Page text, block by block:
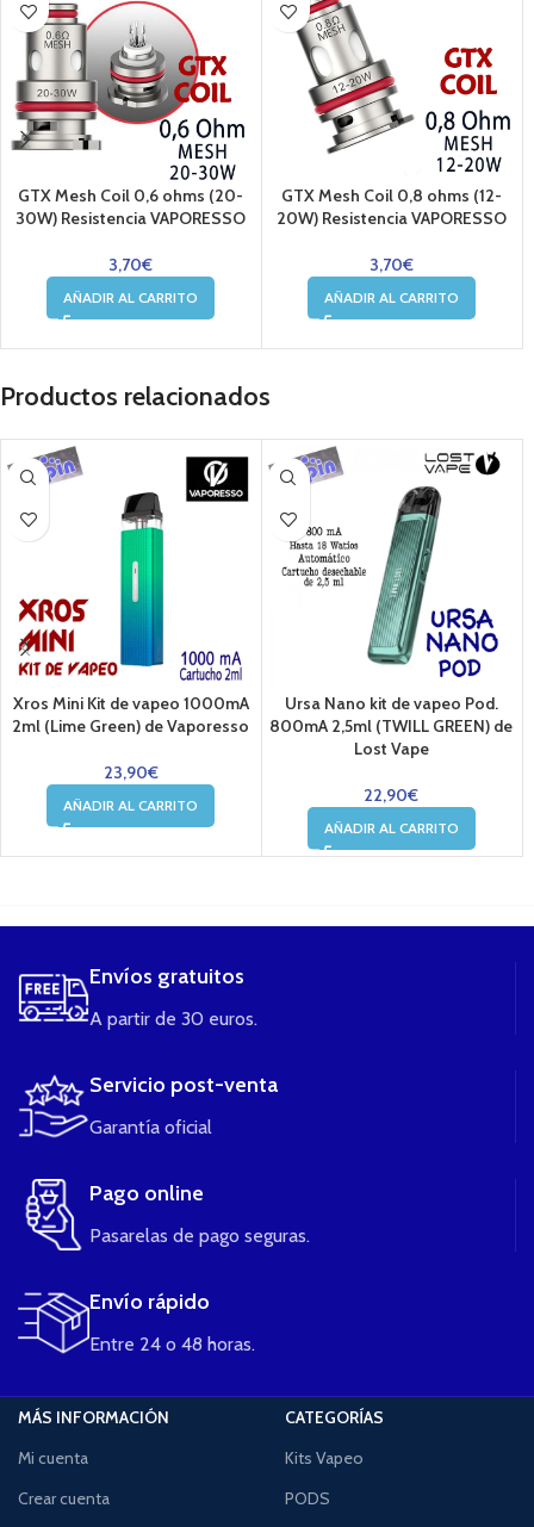
GTX Mesh Coil 0,6 ohms (20-
30W) Resistencia VAPORESSO
3,70€
AÑADIR AL CARRITO
GTX Mesh Coil 0,8 ohms (12-
20W) Resistencia VAPORESSO
3,70€
AÑADIR AL CARRITO
Productos relacionados
Xros Mini Kit de vapeo 1000mA
2ml (Lime Green) de Vaporesso
23,90€
AÑADIR AL CARRITO
Ursa Nano kit de vapeo Pod.
800mA 2,5ml (TWILL GREEN) de
Lost Vape
22,90€
AÑADIR AL CARRITO
Envíos gratuitos
A partir de 30 euros.
Servicio post-venta
Garantía oficial
Pago online
Pasarelas de pago seguras.
Envío rápido
Entre 24 o 48 horas.
MÁS INFORMACIÓN
Mi cuenta
Crear cuenta
CATEGORÍAS
Kits Vapeo
PODS